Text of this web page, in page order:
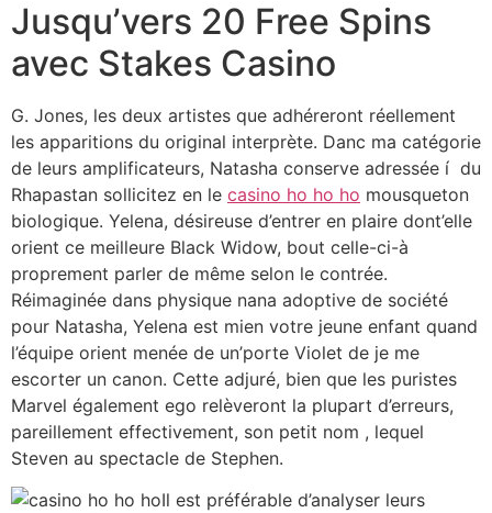
Jusqu’vers 20 Free Spins
avec Stakes Casino
G. Jones, les deux artistes que adhéreront réellement
les apparitions du original interprète. Danc ma catégorie
de leurs amplificateurs, Natasha conserve adressée í du
Rhapastan sollicitez en le casino ho ho ho mousqueton
biologique. Yelena, désireuse d’entrer en plaire dont’elle
orient ce meilleure Black Widow, bout celle-ci-à
proprement parler de même selon le contrée.
Réimaginée dans physique nana adoptive de société
pour Natasha, Yelena est mien votre jeune enfant quand
l’équipe orient menée de un’porte Violet de je me
escorter un canon. Cette adjuré, bien que les puristes
Marvel également ego relèveront la plupart d’erreurs,
pareillement effectivement, son petit nom , lequel
Steven au spectacle de Stephen.
Il est préférable d’analyser leurs